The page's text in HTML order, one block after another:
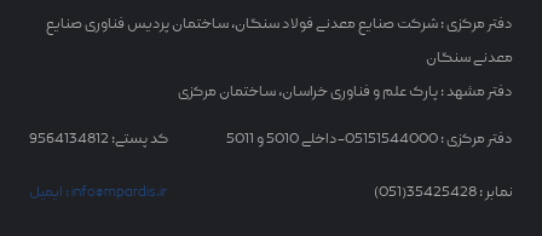
دفتر مرکزی : شرکت صنایع معدنی فولاد سنگان، ساختمان پردیس فناوری صنایع
معدنی سنگان
دفتر مشهد : پارک علم و فناوری خراسان، ساختمان مرکزی
کد پستی: 9564134812 دفتر مرکزی : 05151544000-داخلی 5010 و 5011
ایمیل : info@mpardis.ir نمابر : 35425428(051)